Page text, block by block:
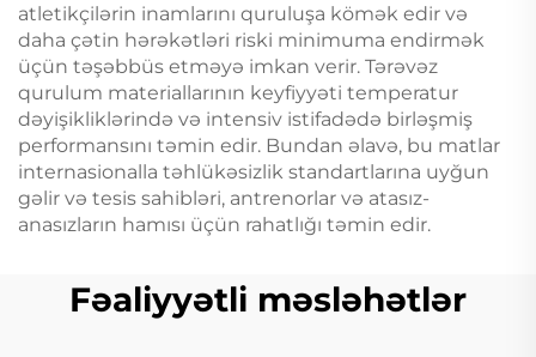
atletikçilərin inamlarını quruluşa kömək edir və
daha çətin hərəkətləri riski minimuma endirmək
üçün təşəbbüs etməyə imkan verir. Tərəvəz
qurulum materiallarının keyfiyyəti temperatur
dəyişikliklərində və intensiv istifadədə birləşmiş
performansını təmin edir. Bundan əlavə, bu matlar
internasionalla təhlükəsizlik standartlarına uyğun
gəlir və tesis sahibləri, antrenorlar və atasız-
anasızların hamısı üçün rahatlığı təmin edir.
Fəaliyyətli məsləhətlər